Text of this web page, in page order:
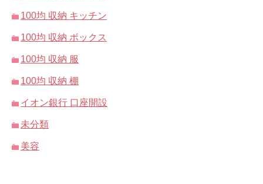
100均 収納 キッチン
100均 収納 ボックス
100均 収納 服
100均 収納 棚
イオン銀行 口座開設
未分類
美容